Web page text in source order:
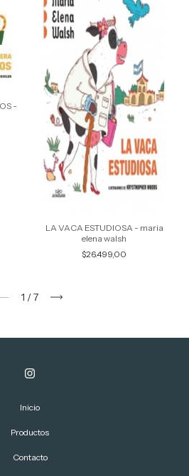
-
LA VACA ESTUDIOSA - maria
elena walsh
$26.499,00
1 /7
Inicio
Productos
Contacto